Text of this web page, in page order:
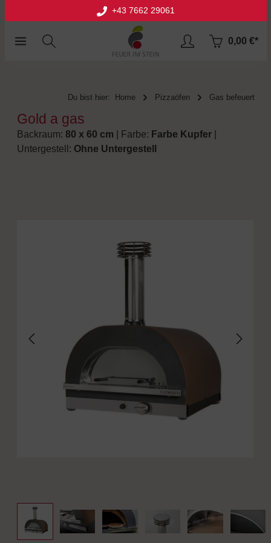
+43 7662 29061
0,00 €*
Du bist hier: Home Pizzaöfen Gas befeuert
Gold a gas
Backraum: 80 x 60 cm | Farbe: Farbe Kupfer
Untergestell: Ohne Untergestell